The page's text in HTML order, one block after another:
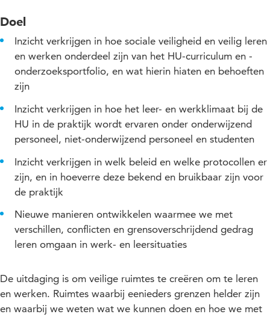
Doel
Inzicht verkrijgen in hoe sociale veiligheid en veilig leren
en werken onderdeel zijn van het HU-curriculum en -
onderzoeksportfolio, en wat hierin hiaten en behoeften
zijn
Inzicht verkrijgen in hoe het leer- en werkklimaat bij de
HU in de praktijk wordt ervaren onder onderwijzend
personeel, niet-onderwijzend personeel en studenten
Inzicht verkrijgen in welk beleid en welke protocollen er
zijn, en in hoeverre deze bekend en bruikbaar zijn voor
de praktijk
Nieuwe manieren ontwikkelen waarmee we met
verschillen, conflicten en grensoverschrijdend gedrag
leren omgaan in werk- en leersituaties
De uitdaging is om veilige ruimtes te creëren om te leren
en werken. Ruimtes waarbij eenieders grenzen helder zijn
en waarbij we weten wat we kunnen doen en hoe we met